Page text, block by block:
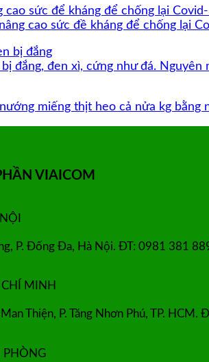
cao sức đề kháng để chống lại
đắng, đen xì, cứng như đá. Nguyên
miếng thịt heo cả nửa kg
VIAICOM
P. Đống Đa, Hà Nội. ĐT: 0981 381
MINH
Thiện, P. Tăng Nhơn Phú, TP. HCM.
PHÒNG